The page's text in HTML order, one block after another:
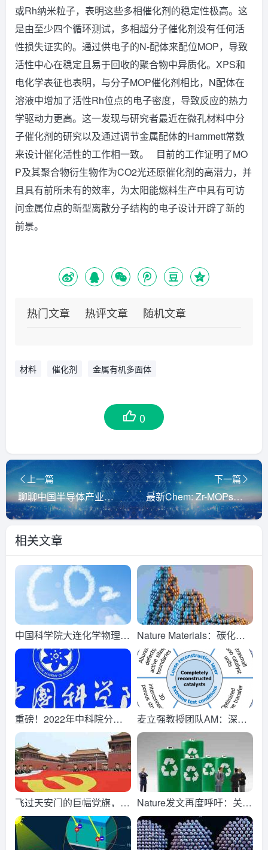
或Rh纳米粒子，表明这些多相催化剂的稳定性极高。这
是由至少四个循环测试，多相超分子催化剂没有任何活
性损失证实的。通过供电子的N-配体来配位MOP，导致
活性中心在稳定且易于回收的聚合物中异质化。XPS和
电化学表征也表明，与分子MOP催化剂相比，N配体在
溶液中增加了活性Rh位点的电子密度，导致反应的热力
学驱动力更高。这一发现与研究者最近在微孔材料中分
子催化剂的研究以及通过调节金属配体的Hammett常数
来设计催化活性的工作相一致。 目前的工作证明了MO
P及其聚合物衍生物作为CO2光还原催化剂的高潜力，并
且具有前所未有的效率，为太阳能燃料生产中具有可访
问金属位点的新型离散分子结构的电子设计开辟了新的
前景。
热门文章 热评文章 随机文章
材料 催化剂 金属有机多面体
0
上一篇
聊聊中国半导体产业链那些事
下一篇
最新Chem: Zr-MOPs的网状化学拓扑引导
相关文章
中国科学院大连化学物理研
究所李灿院士团队CO2加氢
制甲醇最新研究成果
Nature Materials：碳化钨
负载的高活性单原子OER
催化剂
重磅！2022年中科院分区
表正式公布
麦立强教授团队AM：深度
解析全重构催化剂！
飞过天安门的巨幅党旗，怎
么这么好看！
Nature发文再度呼吁：关注
锂电回收！